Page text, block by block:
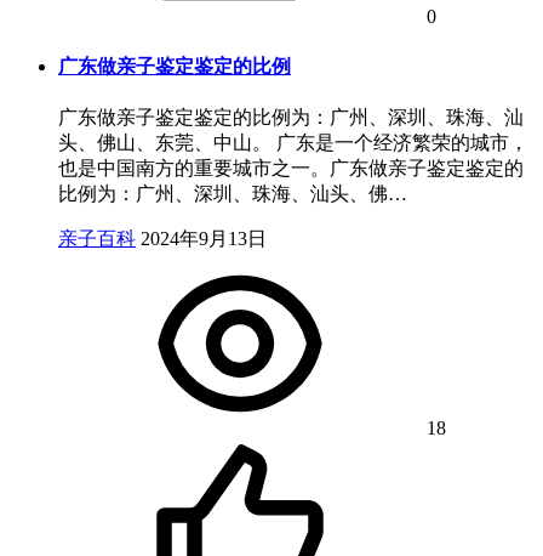
0
广东做亲子鉴定鉴定的比例
广东做亲子鉴定鉴定的比例为：广州、深圳、珠海、汕
头、佛山、东莞、中山。 广东是一个经济繁荣的城市，
也是中国南方的重要城市之一。广东做亲子鉴定鉴定的
比例为：广州、深圳、珠海、汕头、佛…
亲子百科 2024年9月13日
18